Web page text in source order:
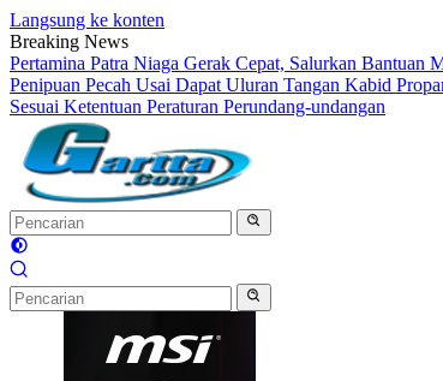
Langsung ke konten
Breaking News
Pertamina Patra Niaga Gerak Cepat, Salurkan Bantuan
Penipuan Pecah Usai Dapat Uluran Tangan Kabid
Sesuai Ketentuan Peraturan Perundang-undangan